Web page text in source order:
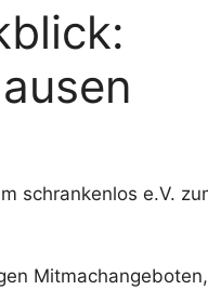
schrankenlos e.V.